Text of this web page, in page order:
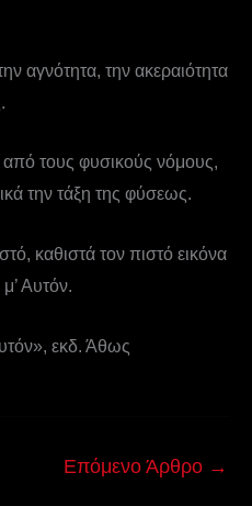
αγνότητα, την ακεραιότητα
από τους φυσικούς νόμους,
την τάξη της φύσεως.
καθιστά τον πιστό εικόνα
Αυτόν.
εκδ. Άθως
Επόμενο Άρθρο →